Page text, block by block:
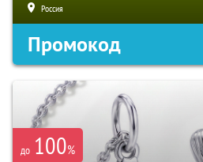
Россия
Промокод
до 100%